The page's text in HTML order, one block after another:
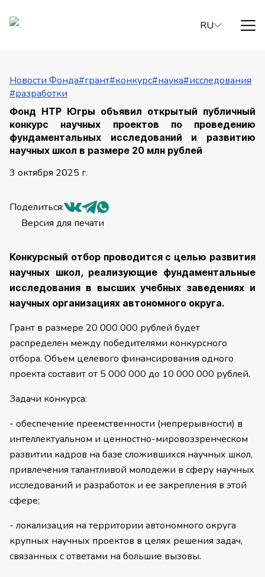
RU
Новости Фонда#грант#конкурс#наука#исследования
#разработки
Фонд НТР Югры объявил открытый публичный
конкурс научных проектов по проведению
фундаментальных исследований и развитию
научных школ в размере 20 млн рублей
3 октября 2025 г.
Поделиться:
Версия для печати
Конкурсный отбор проводится с целью развития
научных школ, реализующие фундаментальные
исследования в высших учебных заведениях и
научных организациях автономного округа.
Грант в размере 20 000 000 рублей будет
распределен между победителями конкурсного
отбора. Объем целевого финансирования одного
проекта составит от 5 000 000 до 10 000 000 рублей.
Задачи конкурса:
- обеспечение преемственности (непрерывности) в
интеллектуальном и ценностно-мировоззренческом
развитии кадров на базе сложившихся научных школ,
привлечения талантливой молодежи в сферу научных
исследований и разработок и ее закрепления в этой
сфере;
- локализация на территории автономного округа
крупных научных проектов в целях решения задач,
связанных с ответами на большие вызовы.